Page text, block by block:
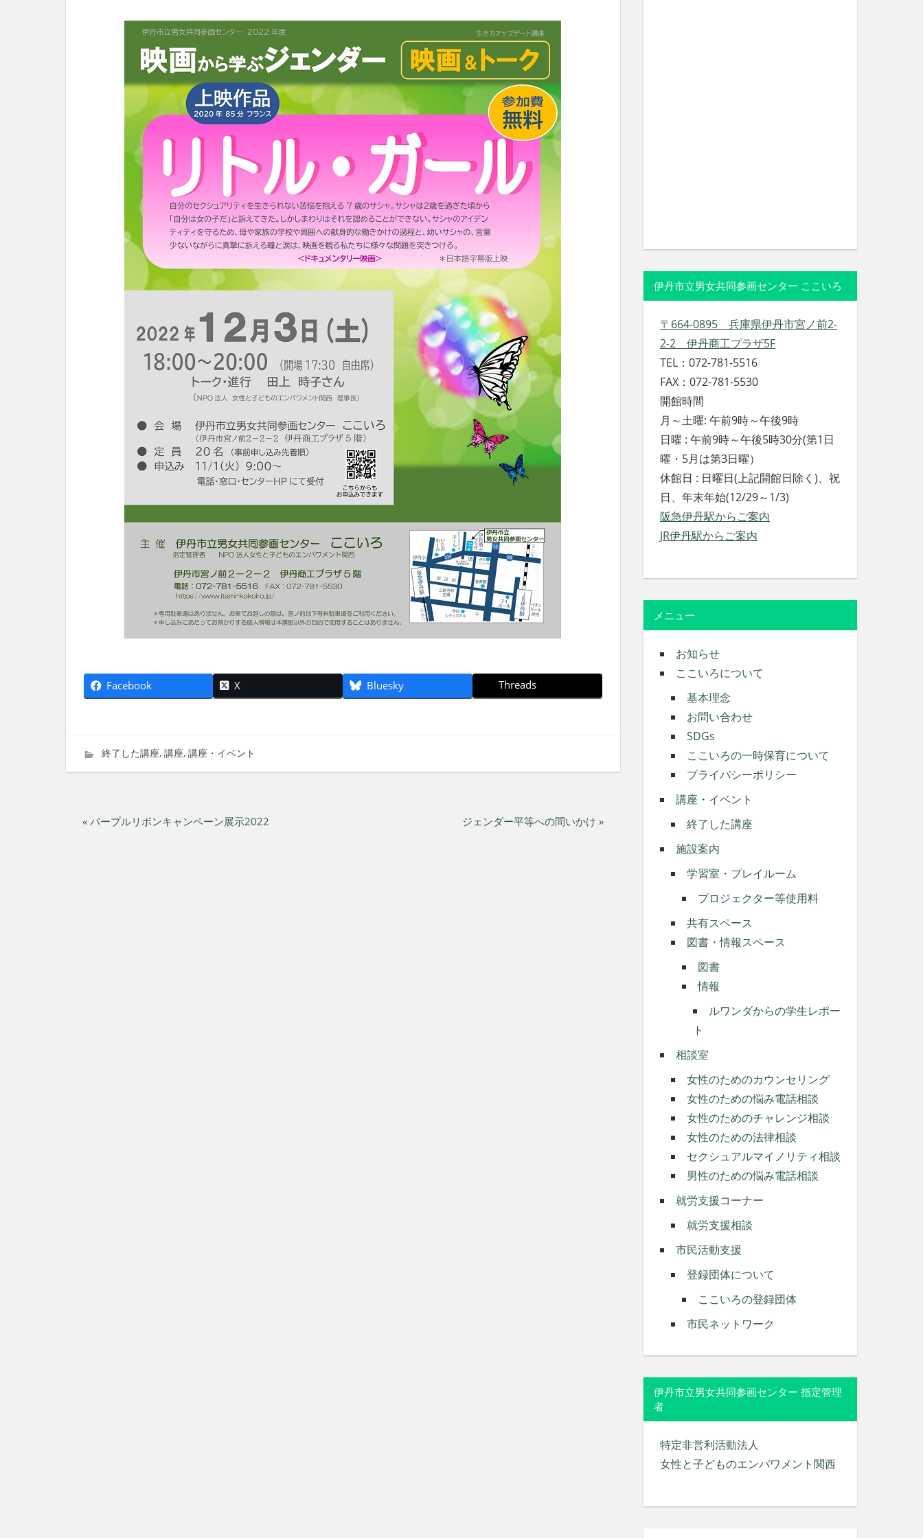
Facebook X Bluesky Threads
2022年10月27日
imati
終了した講座, 講座, 講座・イベント
投
« パープルリボンキャンペーン展示2022 ジェンダー平等への問いかけ »
伊丹市立男女共同参画センター ここいろ
〒664-0895 兵庫県伊丹市宮ノ前2-
2-2 伊丹商工プラザ5F
TEL：072-781-5516
FAX：072-781-5530
開館時間
月～土曜: 午前9時～午後9時
日曜 : 午前9時～午後5時30分(第1日
曜・5月は第3日曜）
休館日 : 日曜日(上記開館日除く)、祝
日、年末年始(12/29～1/3)
阪急伊丹駅からご案内
JR伊丹駅からご案内
メニュー
お知らせ
ここいろについて
基本理念
お問い合わせ
SDGs
ここいろの一時保育について
プライバシーポリシー
講座・イベント
終了した講座
施設案内
学習室・プレイルーム
プロジェクター等使用料
共有スペース
図書・情報スペース
図書
情報
ルワンダからの学生レポー
ト
相談室
女性のためのカウンセリング
女性のための悩み電話相談
女性のためのチャレンジ相談
女性のための法律相談
セクシュアルマイノリティ相談
男性のための悩み電話相談
就労支援コーナー
就労支援相談
市民活動支援
登録団体について
ここいろの登録団体
市民ネットワーク
伊丹市立男女共同参画センター 指定管理
者
特定非営利活動法人
女性と子どものエンパワメント関西